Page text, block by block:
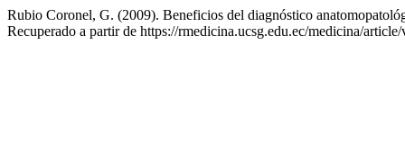
Rubio Coronel, G. (2009). Beneficios del diagnóstico
Recuperado a partir de https://rmedicina.ucsg.edu.ec/medicina/